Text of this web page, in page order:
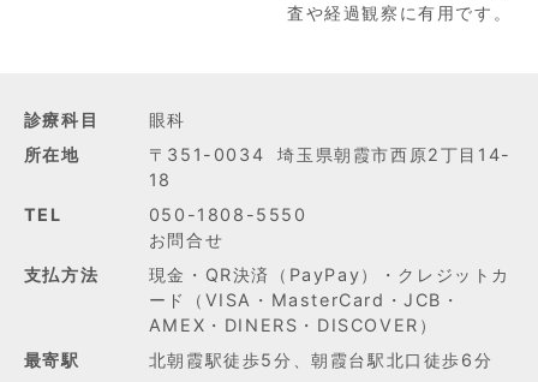
査や経過観察に有用です。
診療科目
眼科
所在地
〒351-0034 埼玉県朝霞市西原2丁目14-
18
TEL
050-1808-5550
お問合せ
支払方法
現金・QR決済（PayPay）・クレジットカ
ード（VISA・MasterCard・JCB・
AMEX・DINERS・DISCOVER）
最寄駅
北朝霞駅徒歩5分、朝霞台駅北口徒歩6分